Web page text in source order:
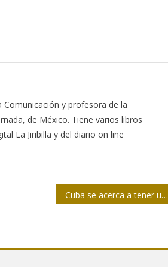
y profesora de la
de México. Tiene varios libros
La Jiribilla y del diario on line
Cuba se acerca a tener un nuevo Código de las Familias